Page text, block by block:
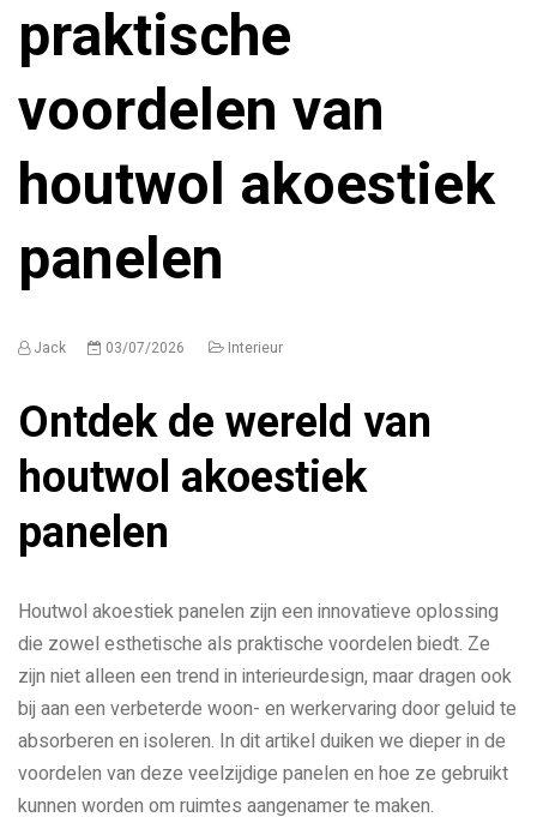
praktische
voordelen van
houtwol akoestiek
panelen
Jack 03/07/2026 Interieur
Ontdek de wereld van
houtwol akoestiek
panelen
Houtwol akoestiek panelen zijn een innovatieve oplossing
die zowel esthetische als praktische voordelen biedt. Ze
zijn niet alleen een trend in interieurdesign, maar dragen ook
bij aan een verbeterde woon- en werkervaring door geluid te
absorberen en isoleren. In dit artikel duiken we dieper in de
voordelen van deze veelzijdige panelen en hoe ze gebruikt
kunnen worden om ruimtes aangenamer te maken.